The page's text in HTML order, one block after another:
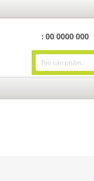
: 00 0000 000